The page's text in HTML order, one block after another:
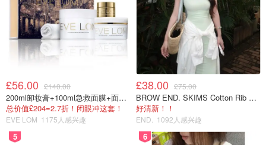
图片来源于@Swagbucks，版权属于原作者
Y Live：是Yonder咨询公司旗下一个非常受欢迎的
线上研究网站，因为你每花费5分钟就能赚取大概1镑
左右的收入。Y Live网站主要针对商业、文化和政治研
£56.00 £140.00
200ml卸妆膏+100ml急救面膜+面霜+洁颜布
总价值£204=2.7折！闭眼冲这套！
EVE LOM 1175人感兴趣
£38.00 £75.00
BROW END. SKIMS Cotton Rib 长款背心连衣裙 薄荷绿
好清新！！
END. 1092人感兴趣
5 6